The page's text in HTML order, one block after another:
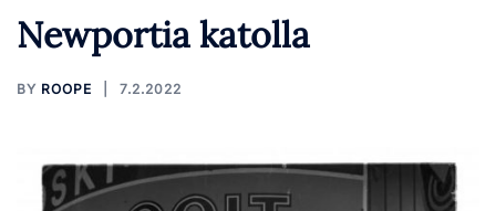
Newportia katolla
BY ROOPE 7.2.2022